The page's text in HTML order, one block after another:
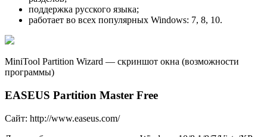
поддержка русского языка;
работает во всех популярных Windows: 7, 8, 10.
MiniTool Partition Wizard — скриншот окна (возможности
программы)
EASEUS Partition Master Free
Сaйт: http://www.easeus.com/